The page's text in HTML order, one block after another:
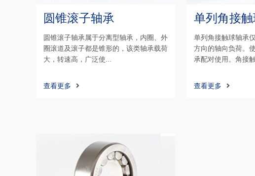
圆锥滚子轴承
圆锥滚子轴承属于分离型轴承，内圈、外
圈滚道及滚子都是锥形的，该类轴承载荷
大，转速高，广泛使...
查看更多
单列角接
单列角接触球轴承
方向的轴向负荷。
承配对使用。角接触
查看更多